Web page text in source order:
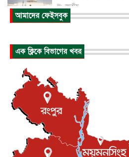
জাতীয়
প্রধানমন্ত্রীর সঙ্গে সাক্ষাতে
পাকিস্তান-তুরস্কের সঙ্গে
যুক্তরাজ্যে গ্রুমিং কেলেঙ্কারি :
আন্তর্জাতিক
বিরোধ কাটিয়ে কূটনৈতিক
আন্তর্জাতিক
এবার ওটিটিতে মুক্তি পেল
আমাদের ফেইসবুক
এক ক্লিকে বিভাগের খবর